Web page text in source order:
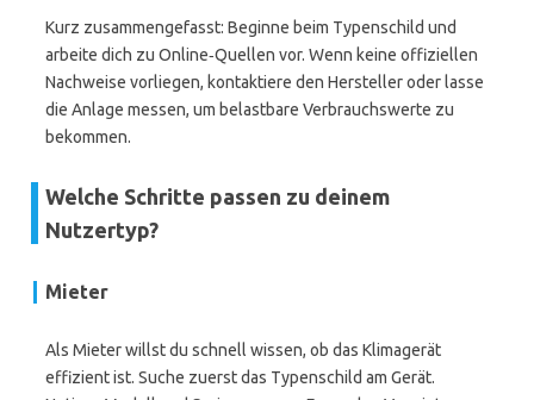
Kurz zusammengefasst: Beginne beim Typenschild und
arbeite dich zu Online‑Quellen vor. Wenn keine offiziellen
Nachweise vorliegen, kontaktiere den Hersteller oder lasse
die Anlage messen, um belastbare Verbrauchswerte zu
bekommen.
Welche Schritte passen zu deinem
Nutzertyp?
Mieter
Als Mieter willst du schnell wissen, ob das Klimagerät
effizient ist. Suche zuerst das Typenschild am Gerät.